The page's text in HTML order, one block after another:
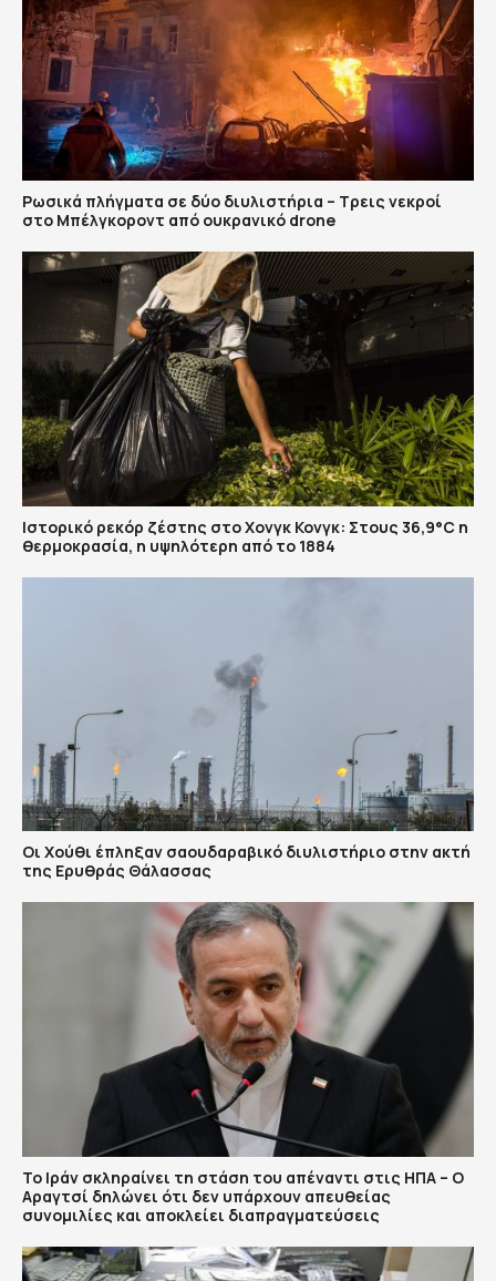
Ρωσικά πλήγματα σε δύο διυλιστήρια – Τρεις νεκροί
στο Μπέλγκοροντ από ουκρανικό drone
Ιστορικό ρεκόρ ζέστης στο Χονγκ Κονγκ: Στους 36,9°C η
θερμοκρασία, η υψηλότερη από το 1884
Οι Χούθι έπληξαν σαουδαραβικό διυλιστήριο στην ακτή
της Ερυθράς Θάλασσας
Το Ιράν σκληραίνει τη στάση του απέναντι στις ΗΠΑ – Ο
Αραγτσί δηλώνει ότι δεν υπάρχουν απευθείας
συνομιλίες και αποκλείει διαπραγματεύσεις